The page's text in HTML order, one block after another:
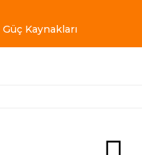
Güç Kaynakları